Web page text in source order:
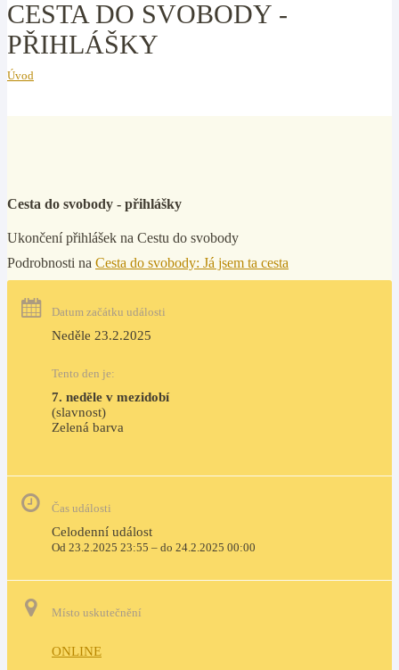
CESTA DO SVOBODY -
PŘIHLÁŠKY
Úvod
Cesta do svobody - přihlášky
Ukončení přihlášek na Cestu do svobody
Podrobnosti na Cesta do svobody: Já jsem ta cesta
Datum začátku události
Neděle 23.2.2025
Tento den je:
7. neděle v mezidobí
(slavnost)
Zelená barva
Čas události
Celodenní událost
Od 23.2.2025 23:55 – do 24.2.2025 00:00
Místo uskutečnění
ONLINE